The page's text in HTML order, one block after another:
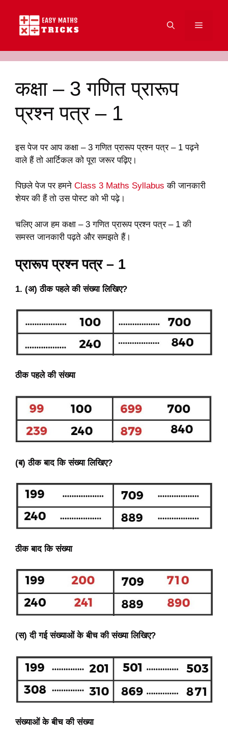
content
Menu
कक्षा – 3 गणित प्रारूप
प्रश्न पत्र – 1
इस पेज पर आप कक्षा – 3 गणित प्रारूप प्रश्न पत्र – 1 पढ़ने
वाले हैं तो आर्टिकल को पूरा जरूर पढ़िए।
पिछले पेज पर हमने Class 3 Maths Syllabus की जानकारी
शेयर की हैं तो उस पोस्ट को भी पढ़े।
चलिए आज हम कक्षा – 3 गणित प्रारूप प्रश्न पत्र – 1 की
समस्त जानकारी पढ़ते और समझते हैं।
प्रारूप प्रश्न पत्र – 1
1. (अ) ठीक पहले की संख्या लिखिए?
ठीक पहले की संख्या
(ब) ठीक बाद कि संख्या लिखिए?
ठीक बाद कि संख्या
(स) दी गई संख्याओं के बीच की संख्या लिखिए?
संख्याओं के बीच की संख्या